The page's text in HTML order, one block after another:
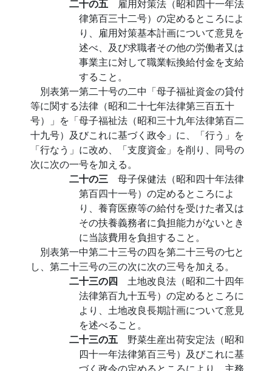
二十の五 雇用対策法（昭和四十一年法
律第百三十二号）の定めるところによ
り、雇用対策基本計画について意見を
述べ、及び求職者その他の労働者又は
事業主に対して職業転換給付金を支給
すること。
別表第一第二十号の二中「母子福祉資金の貸付
等に関する法律（昭和二十七年法律第三百五十
号）」を「母子福祉法（昭和三十九年法律第百二
十九号）及びこれに基づく政令」に、「行う」を
「行なう」に改め、「支度資金」を削り、同号の
次に次の一号を加える。
二十の三 母子保健法（昭和四十年法律
第百四十一号）の定めるところによ
り、養育医療等の給付を受けた者又は
その扶養義務者に負担能力がないとき
に当該費用を負担すること。
別表第一中第二十三号の四を第二十三号の七と
し、第二十三号の三の次に次の三号を加える。
二十三の四 土地改良法（昭和二十四年
法律第百九十五号）の定めるところに
より、土地改良長期計画について意見
を述べること。
二十三の五 野菜生産出荷安定法（昭和
四十一年法律第百三号）及びこれに基